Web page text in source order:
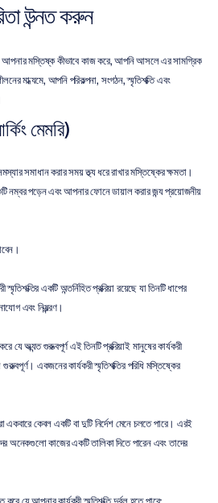
উন্নত করুন
মস্তিষ্ক কীভাবে কাজ করে, আপনি আসলে এর সামগ্রিক
মাধ্যমে, আপনি পরিকল্পনা, সংগঠন, স্মৃতিশক্তি এবং
মেমরি)
সমাধান করার সময় তথ্য ধরে রাখার মস্তিষ্কের ক্ষমতা।
নম্বর পড়েন এবং আপনার ফোনে ডায়াল করার জন্য প্রয়োজনীয়
স্মৃতিশক্তির একটি অন্তর্নিহিত প্রক্রিয়া রয়েছে যা তিনটি ধাপের
এবং নিয়ন্ত্রণ।
যে অত্যন্ত গুরুত্বপূর্ণ এই তিনটি প্রক্রিয়াই মানুষের কার্যকরী
গুরুত্বপূর্ণ। একজনের কার্যকরী স্মৃতিশক্তির পরিধি মস্তিষ্কের
একবারে কেবল একটি বা দুটি নির্দেশ মেনে চলতে পারে। এরই
অনেকগুলো কাজের একটি তালিকা দিতে পারেন এবং তাদের